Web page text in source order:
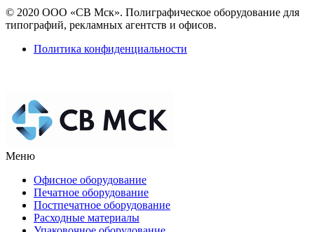
© 2020 ООО «СВ Мск». Полиграфическое оборудование для
типографий, рекламных агентств и офисов.
Политика конфиденциальности
Меню
Офисное оборудование
Печатное оборудование
Постпечатное оборудование
Расходные материалы